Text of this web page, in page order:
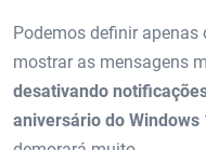
Podemos definir apenas
mostrar as mensagens
desativando
aniversário do Windows